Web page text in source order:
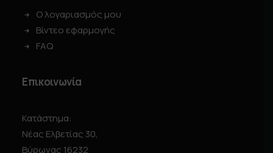
Ο λογαριασμός μου
Βίντεο εφαρμογής
FAQ
Επικοινωνία
Κατάστημα:
Νέας Ελβετίας 30,
Βύρωνας 16232